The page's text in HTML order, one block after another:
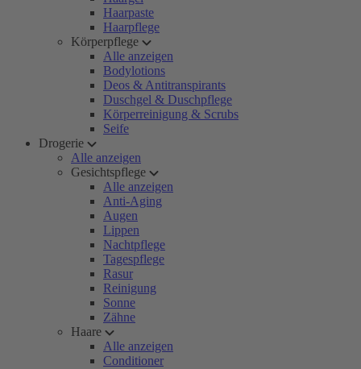
Haarpaste
Haarpflege
Körperpflege
Alle anzeigen
Bodylotions
Deos & Antitranspirants
Duschgel & Duschpflege
Körperreinigung & Scrubs
Seife
Drogerie
Alle anzeigen
Gesichtspflege
Alle anzeigen
Anti-Aging
Augen
Lippen
Nachtpflege
Tagespflege
Rasur
Reinigung
Sonne
Zähne
Haare
Alle anzeigen
Conditioner